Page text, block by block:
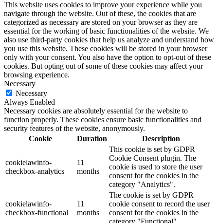
This website uses cookies to improve your experience while you
navigate through the website. Out of these, the cookies that are
categorized as necessary are stored on your browser as they are
essential for the working of basic functionalities of the website. We
also use third-party cookies that help us analyze and understand how
you use this website. These cookies will be stored in your browser
only with your consent. You also have the option to opt-out of these
cookies. But opting out of some of these cookies may affect your
browsing experience.
Necessary
Necessary
Always Enabled
Necessary cookies are absolutely essential for the website to
function properly. These cookies ensure basic functionalities and
security features of the website, anonymously.
Cookie
Duration Description
cookielawinfo-
checkbox-analytics
11
months
This cookie is set by GDPR
Cookie Consent plugin. The
cookie is used to store the user
consent for the cookies in the
category "Analytics".
cookielawinfo-
checkbox-functional
11
months
The cookie is set by GDPR
cookie consent to record the user
consent for the cookies in the